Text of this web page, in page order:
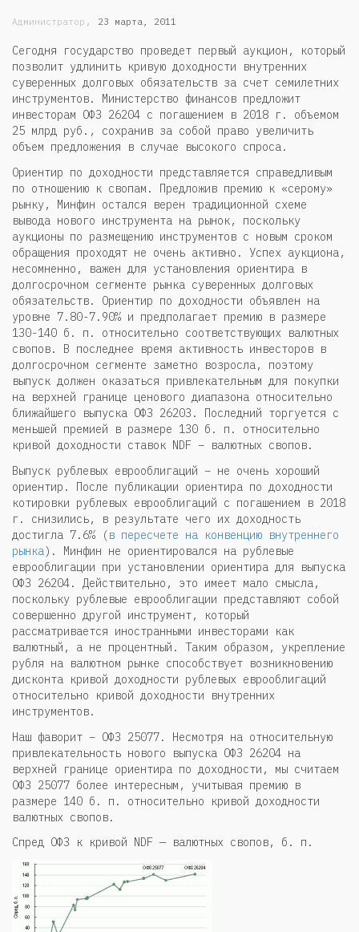
Администратор , 23 марта, 2011
Сегодня государство проведет первый аукцион, который
позволит удлинить кривую доходности внутренних
суверенных долговых обязательств за счет семилетних
инструментов. Министерство финансов предложит
инвесторам ОФЗ 26204 с погашением в 2018 г. объемом
25 млрд руб., сохранив за собой право увеличить
объем предложения в случае высокого спроса.
Ориентир по доходности представляется справедливым
по отношению к свопам. Предложив премию к «серому»
рынку, Минфин остался верен традиционной схеме
вывода нового инструмента на рынок, поскольку
аукционы по размещению инструментов с новым сроком
обращения проходят не очень активно. Успех аукциона,
несомненно, важен для установления ориентира в
долгосрочном сегменте рынка суверенных долговых
обязательств. Ориентир по доходности объявлен на
уровне 7.80-7.90% и предполагает премию в размере
130-140 б. п. относительно соответствующих валютных
свопов. В последнее время активность инвесторов в
долгосрочном сегменте заметно возросла, поэтому
выпуск должен оказаться привлекательным для покупки
на верхней границе ценового диапазона относительно
ближайшего выпуска ОФЗ 26203. Последний торгуется с
меньшей премией в размере 130 б. п. относительно
кривой доходности ставок NDF – валютных свопов.
Выпуск рублевых еврооблигаций – не очень хороший
ориентир. После публикации ориентира по доходности
котировки рублевых еврооблигаций с погашением в 2018
г. снизились, в результате чего их доходность
достигла 7.6% (в пересчете на конвенцию внутреннего
рынка). Минфин не ориентировался на рублевые
еврооблигации при установлении ориентира для выпуска
ОФЗ 26204. Действительно, это имеет мало смысла,
поскольку рублевые еврооблигации представляют собой
совершенно другой инструмент, который
рассматривается иностранными инвесторами как
валютный, а не процентный. Таким образом, укрепление
рубля на валютном рынке способствует возникновению
дисконта кривой доходности рублевых еврооблигаций
относительно кривой доходности внутренних
инструментов.
Наш фаворит – ОФЗ 25077. Несмотря на относительную
привлекательность нового выпуска ОФЗ 26204 на
верхней границе ориентира по доходности, мы считаем
ОФЗ 25077 более интересным, учитывая премию в
размере 140 б. п. относительно кривой доходности
валютных свопов.
Спред ОФЗ к кривой NDF — валютных свопов, б. п.